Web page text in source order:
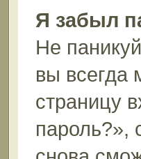
Я забыл
Не
вы всегда
страницу
пароль?»,